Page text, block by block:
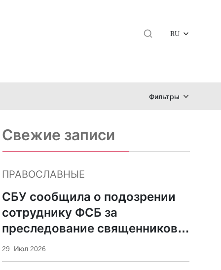
RU
Фильтры
Свежие записи
ПРАВОСЛАВНЫЕ
СБУ сообщила о подозрении
сотруднику ФСБ за
преследование священников
ПЦУ
29. Июл 2026